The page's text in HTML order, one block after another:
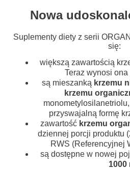
Nowa
Suplementy diety z serii
się:
większą zawartością
Teraz wynosi ona
są mieszanką krzemu
krzemu
przyswajalną formę
zawartość krzemu
dziennej porcji produktu
RWS (Referencyjnej
są dostępne w nowej
1000